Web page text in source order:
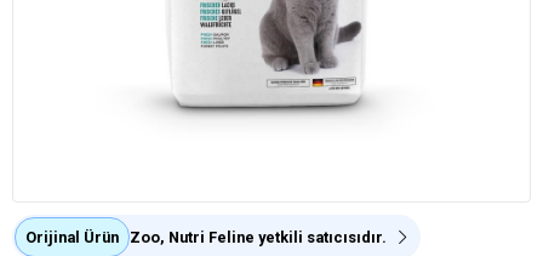
Orijinal Ürün Zoo, Nutri Feline yetkili satıcısıdır.